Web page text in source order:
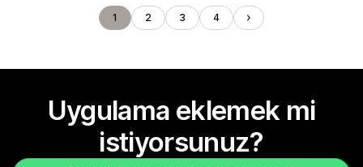
1 2 3 4
Uygulama eklemek mi
istiyorsunuz?